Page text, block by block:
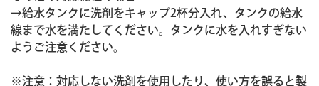
→給水タンクに洗剤をキャップ2杯分入れ、タンクの給水
線まで水を満たしてください。タンクに水を入れすぎない
ようご注意ください。
※注意：対応しない洗剤を使用したり、使い方を誤ると製